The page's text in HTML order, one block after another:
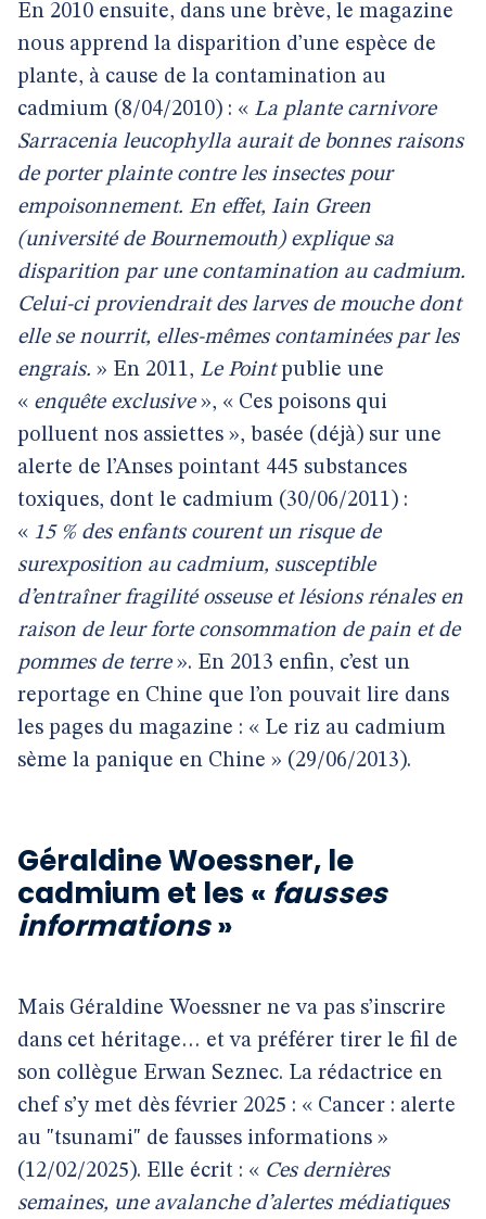
En 2010 ensuite, dans une brève, le magazine
nous apprend la disparition d’une espèce de
plante, à cause de la contamination au
cadmium (8/04/2010) : « La plante carnivore
Sarracenia leucophylla aurait de bonnes raisons
de porter plainte contre les insectes pour
empoisonnement. En effet, Iain Green
(université de Bournemouth) explique sa
disparition par une contamination au cadmium.
Celui-ci proviendrait des larves de mouche dont
elle se nourrit, elles-mêmes contaminées par les
engrais. » En 2011, Le Pointpublie une
« enquête exclusive», « Ces poisons qui
polluent nos assiettes », basée (déjà) sur une
alerte de l’Anses pointant 445 substances
toxiques, dont le cadmium (30/06/2011) :
« 15 % des enfants courent un risque de
surexposition au cadmium, susceptible
d’entraîner fragilité osseuse et lésions rénales en
raison de leur forte consommation de pain et de
pommes de terre». En 2013 enfin, c’est un
reportage en Chine que l’on pouvait lire dans
les pages du magazine : « Le riz au cadmium
sème la panique en Chine » (29/06/2013).
Géraldine Woessner, le
cadmium et les « fausses
informations»
Mais Géraldine Woessner ne va pas s’inscrire
dans cet héritage… et va préférer tirer le fil de
son collègue Erwan Seznec. La rédactrice en
chef s’y met dès février 2025 : « Cancer : alerte
au "tsunami" de fausses informations »
(12/02/2025). Elle écrit : « Ces dernières
semaines, une avalanche d’alertes médiatiques